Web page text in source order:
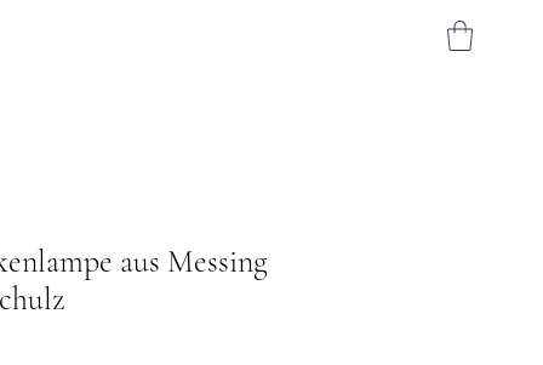
aus Messing